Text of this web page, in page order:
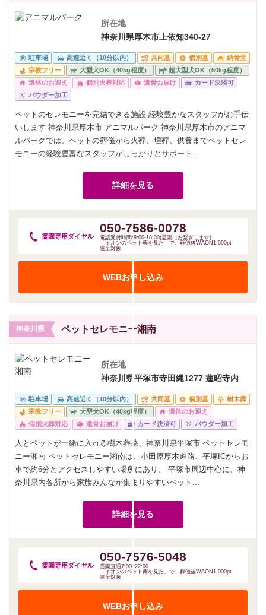
所在地
神奈川県厚木市上依知340-27
駐車場 高速近く（10分以内） 共同墓 個別墓
納骨堂
宗教フリー
大型犬OK（40kg程度）
超大型犬OK（50kg程度）
遺体のお迎え
個別火葬対応 遺骨お届け
カード決済可
パウダー加工
ペットのセレモニーを完結できる施設 経験豊かなスタッフがお手伝
いします 神奈川県厚木市 アニマルパーク 神奈川県厚木市のアニマ
ルパークでは、ペットの葬儀から火葬、埋葬、供養までペットセレ
モニーの経験豊富なスタッフがしっかりとサポート...
詳細を見る
霊園専用 ダイヤル
050-7586-0078
電話受付時間:9:00-18:00(霊園にお繋ぎします)
「イオンのペット葬を見た」で、葬儀後WAON1,000pt
進呈対象
WEBお申し込み
神奈川県 ペットセレモニー湘南
所在地
神奈川県平塚市寺田縄1277 蓮昭寺内
駐車場 高速近く（10分以内） 共同墓 個別墓
樹木葬
宗教フリー
大型犬OK（40kg程度）
遺体のお迎え
個別火葬対応
遺骨お届け カード決済可 パウダー加工
人とペットが一緒に入れる樹木葬墓、神奈川県平塚市 ペットセレモ
ニー湘南 ペットセレモニー湘南は、小田原厚木道路、平塚ICからお
車で約6分とアクセスしやすい場所にあり、 平塚市周辺中心に、神
奈川県内各所から家族みんなが集まりやすいペット...
詳細を見る
霊園専用 ダイヤル
050-7576-5048
霊園直通7:00~22:00
「イオンのペット葬を見た」で、葬儀後WAON1,000pt
進呈対象
WEBお申し込み